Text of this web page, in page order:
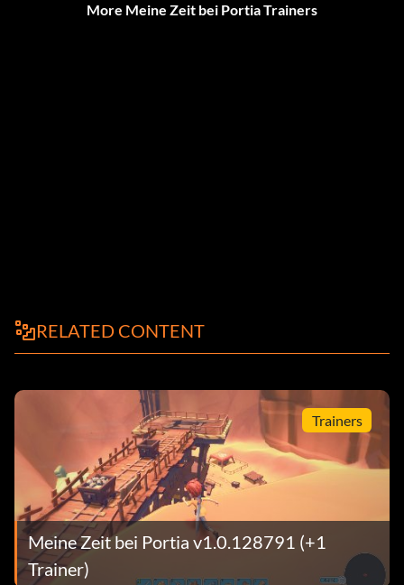
More Meine Zeit bei Portia Trainers
RELATED CONTENT
Trainers
Meine Zeit bei Portia v1.0.128791 (+1
Trainer)